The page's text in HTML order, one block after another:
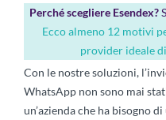
Perché scegliere Esendex?
Ecco almeno 12 motivi
provider ideale
Con le nostre soluzioni,
WhatsApp non sono mai
un’azienda che ha bisogno